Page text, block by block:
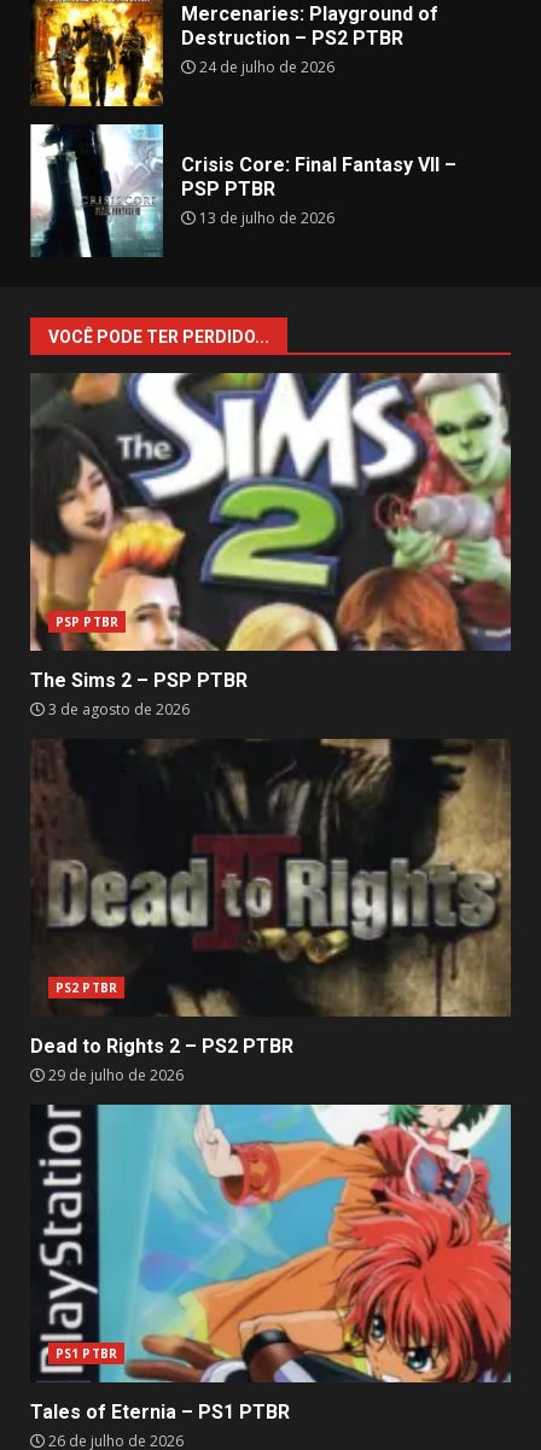
Mercenaries: Playground of
Destruction – PS2 PTBR
24 de julho de 2026
Crisis Core: Final Fantasy VII –
PSP PTBR
13 de julho de 2026
VOCÊ PODE TER PERDIDO...
PSP PTBR
The Sims 2 – PSP PTBR
3 de agosto de 2026
PS2 PTBR
Dead to Rights 2 – PS2 PTBR
29 de julho de 2026
PS1 PTBR
Tales of Eternia – PS1 PTBR
26 de julho de 2026